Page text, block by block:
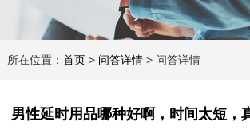
所在位置： 首页 > 问答详情 > 问答详情
男性延时用品哪种好啊，时间太短，